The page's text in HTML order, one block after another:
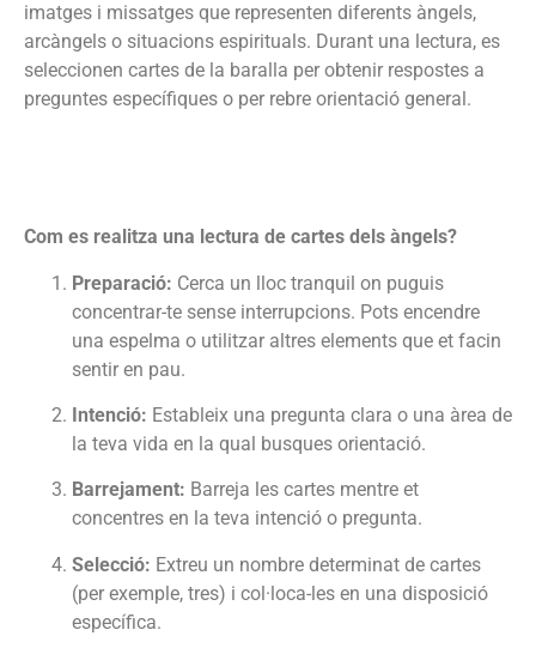
imatges i missatges que representen diferents àngels,
arcàngels o situacions espirituals. Durant una lectura, es
seleccionen cartes de la baralla per obtenir respostes a
preguntes específiques o per rebre orientació general.
Com es realitza una lectura de cartes dels àngels?
Preparació: Cerca un lloc tranquil on puguis
concentrar-te sense interrupcions. Pots encendre
una espelma o utilitzar altres elements que et facin
sentir en pau.
Intenció: Estableix una pregunta clara o una àrea de
la teva vida en la qual busques orientació.
Barrejament: Barreja les cartes mentre et
concentres en la teva intenció o pregunta.
Selecció: Extreu un nombre determinat de cartes
(per exemple, tres) i col·loca-les en una disposició
específica.